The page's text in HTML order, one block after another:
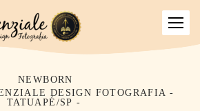
NEWBORN
DESIGN FOTOGRAFIA -
TATUAPÉ/SP